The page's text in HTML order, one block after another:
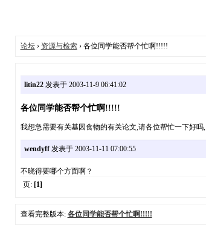
论坛› 资源与检索› 各位同学能否帮个忙啊!!!!!
litin22发表于 2003-11-9 06:41:02
各位同学能否帮个忙啊!!!!!
我想急需要有关基因食物的有关论文,请各位帮忙一下好吗,
wendyff发表于 2003-11-11 07:00:55
不晓得要哪个方面啊？
页: [1]
查看完整版本: 各位同学能否帮个忙啊!!!!!